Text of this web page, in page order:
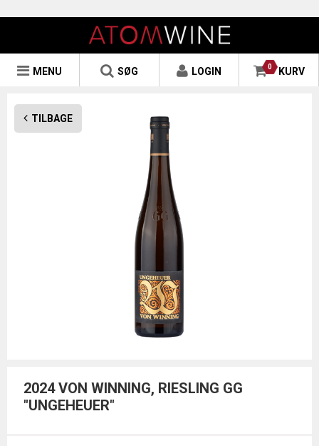
0 KURV
LOGIN
SØG
MENU
TILBAGE
2024 VON WINNING, RIESLING GG
"UNGEHEUER"